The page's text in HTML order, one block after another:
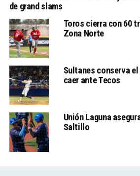
de grand slams
Toros cierra con 60
Zona Norte
Sultanes conserva
caer ante Tecos
Unión Laguna
Saltillo